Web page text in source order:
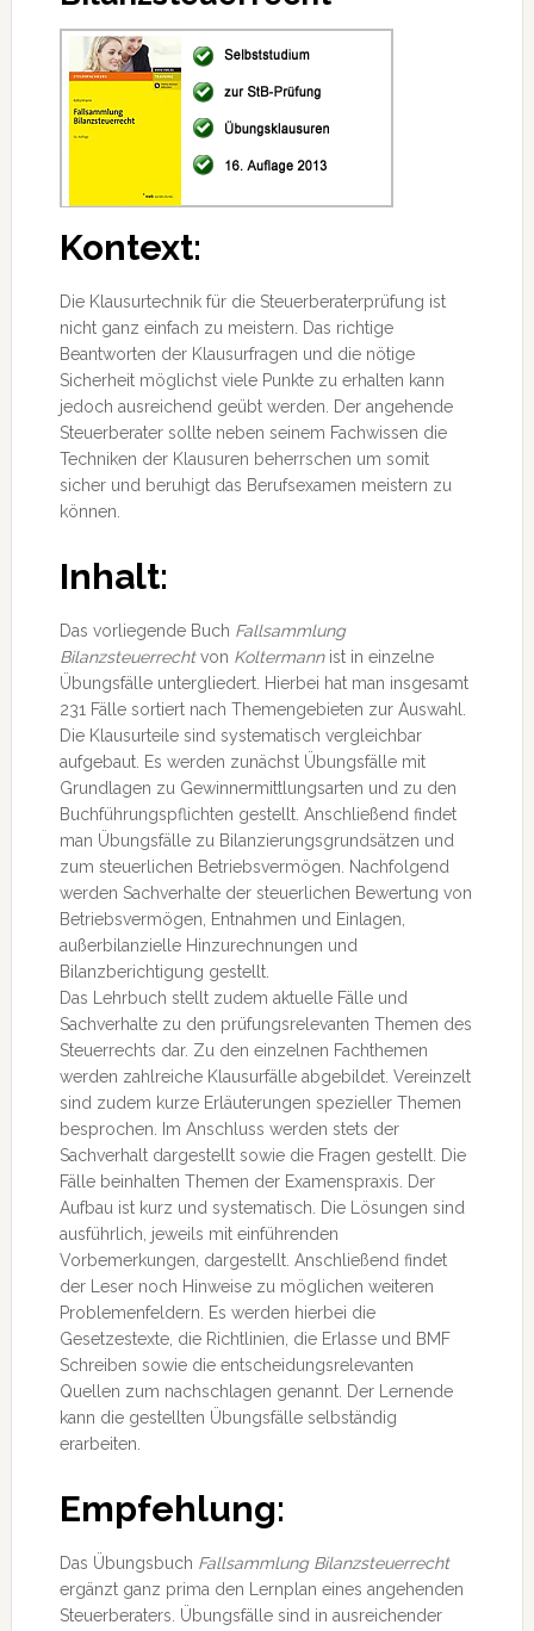
Kontext:
Die Klausurtechnik für die Steuerberaterprüfung ist
nicht ganz einfach zu meistern. Das richtige
Beantworten der Klausurfragen und die nötige
Sicherheit möglichst viele Punkte zu erhalten kann
jedoch ausreichend geübt werden. Der angehende
Steuerberater sollte neben seinem Fachwissen die
Techniken der Klausuren beherrschen um somit
sicher und beruhigt das Berufsexamen meistern zu
können.
Inhalt:
Das vorliegende Buch Fallsammlung
Bilanzsteuerrechtvon Koltermann ist in einzelne
Übungsfälle untergliedert. Hierbei hat man insgesamt
231 Fälle sortiert nach Themengebieten zur Auswahl.
Die Klausurteile sind systematisch vergleichbar
aufgebaut. Es werden zunächst Übungsfälle mit
Grundlagen zu Gewinnermittlungsarten und zu den
Buchführungspflichten gestellt. Anschließend findet
man Übungsfälle zu Bilanzierungsgrundsätzen und
zum steuerlichen Betriebsvermögen. Nachfolgend
werden Sachverhalte der steuerlichen Bewertung von
Betriebsvermögen, Entnahmen und Einlagen,
außerbilanzielle Hinzurechnungen und
Bilanzberichtigung gestellt.
Das Lehrbuch stellt zudem aktuelle Fälle und
Sachverhalte zu den prüfungsrelevanten Themen des
Steuerrechts dar. Zu den einzelnen Fachthemen
werden zahlreiche Klausurfälle abgebildet. Vereinzelt
sind zudem kurze Erläuterungen spezieller Themen
besprochen. Im Anschluss werden stets der
Sachverhalt dargestellt sowie die Fragen gestellt. Die
Fälle beinhalten Themen der Examenspraxis. Der
Aufbau ist kurz und systematisch. Die Lösungen sind
ausführlich, jeweils mit einführenden
Vorbemerkungen, dargestellt. Anschließend findet
der Leser noch Hinweise zu möglichen weiteren
Problemenfeldern. Es werden hierbei die
Gesetzestexte, die Richtlinien, die Erlasse und BMF
Schreiben sowie die entscheidungsrelevanten
Quellen zum nachschlagen genannt. Der Lernende
kann die gestellten Übungsfälle selbständig
erarbeiten.
Empfehlung:
Das Übungsbuch Fallsammlung Bilanzsteuerrecht
ergänzt ganz prima den Lernplan eines angehenden
Steuerberaters. Übungsfälle sind in ausreichender